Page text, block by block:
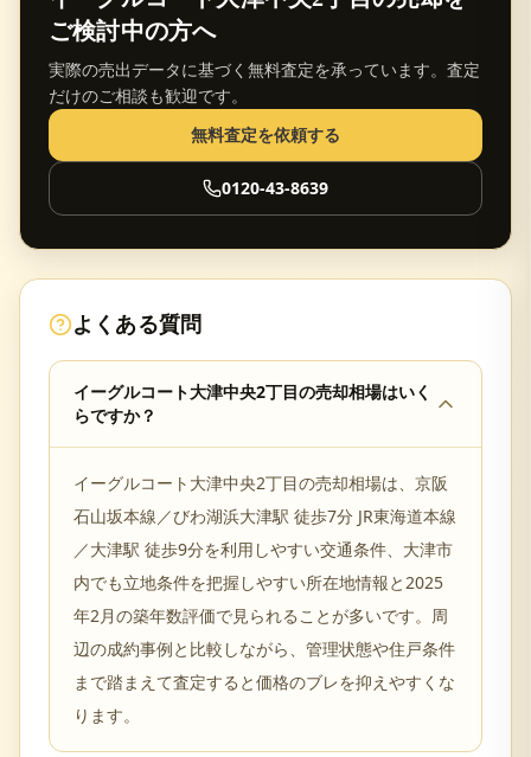
ご検討中の方へ
実際の売出データに基づく無料査定を承っています。査定
だけのご相談も歓迎です。
無料査定を依頼する
0120-43-8639
よくある質問
イーグルコート大津中央2丁目の売却相場はいく
らですか？
イーグルコート大津中央2丁目の売却相場は、京阪
石山坂本線／びわ湖浜大津駅 徒歩7分 JR東海道本線
／大津駅 徒歩9分を利用しやすい交通条件、大津市
内でも立地条件を把握しやすい所在地情報と2025
年2月の築年数評価で見られることが多いです。周
辺の成約事例と比較しながら、管理状態や住戸条件
まで踏まえて査定すると価格のブレを抑えやすくな
ります。